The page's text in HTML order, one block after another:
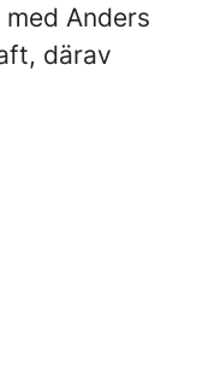
Anders
därav